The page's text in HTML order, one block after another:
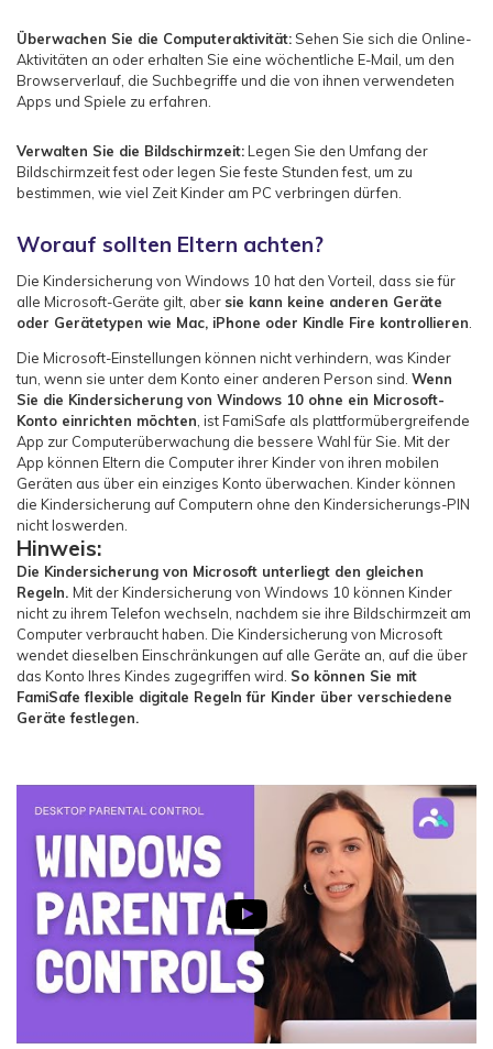
Überwachen Sie die Computeraktivität: Sehen Sie sich die Online-
Aktivitäten an oder erhalten Sie eine wöchentliche E-Mail, um den
Browserverlauf, die Suchbegriffe und die von ihnen verwendeten
Apps und Spiele zu erfahren.
Verwalten Sie die Bildschirmzeit: Legen Sie den Umfang der
Bildschirmzeit fest oder legen Sie feste Stunden fest, um zu
bestimmen, wie viel Zeit Kinder am PC verbringen dürfen.
Worauf sollten Eltern achten?
Die Kindersicherung von Windows 10 hat den Vorteil, dass sie für
alle Microsoft-Geräte gilt, aber sie kann keine anderen Geräte
oder Gerätetypen wie Mac, iPhone oder Kindle Fire kontrollieren.
Die Microsoft-Einstellungen können nicht verhindern, was Kinder
tun, wenn sie unter dem Konto einer anderen Person sind. Wenn
Sie die Kindersicherung von Windows 10 ohne ein Microsoft-
Konto einrichten möchten , ist FamiSafe als plattformübergreifende
App zur Computerüberwachung die bessere Wahl für Sie. Mit der
App können Eltern die Computer ihrer Kinder von ihren mobilen
Geräten aus über ein einziges Konto überwachen. Kinder können
die Kindersicherung auf Computern ohne den Kindersicherungs-PIN
nicht loswerden.
Hinweis:
Die Kindersicherung von Microsoft unterliegt den gleichen
Regeln. Mit der Kindersicherung von Windows 10 können Kinder
nicht zu ihrem Telefon wechseln, nachdem sie ihre Bildschirmzeit am
Computer verbraucht haben. Die Kindersicherung von Microsoft
wendet dieselben Einschränkungen auf alle Geräte an, auf die über
das Konto Ihres Kindes zugegriffen wird. So können Sie mit
FamiSafe flexible digitale Regeln für Kinder über verschiedene
Geräte festlegen.